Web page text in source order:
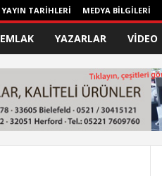
YAYIN TARİHLERİ MEDYA BİLGİLERİ
EMLAK YAZARLAR VİDEO